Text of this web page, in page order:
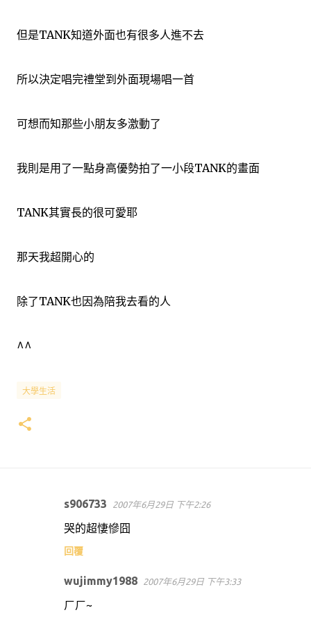
但是TANK知道外面也有很多人進不去
所以決定唱完禮堂到外面現場唱一首
可想而知那些小朋友多激動了
我則是用了一點身高優勢拍了一小段TANK的畫面
TANK其實長的很可愛耶
那天我超開心的
除了TANK也因為陪我去看的人
^^
大學生活
s906733 2007年6月29日 下午2:26
哭的超悽慘囧
回覆
wujimmy1988 2007年6月29日 下午3:33
ㄏㄏ~